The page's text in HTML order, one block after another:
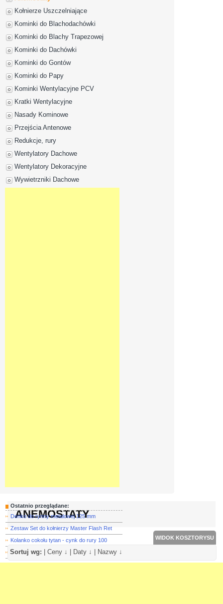
Kołnierze Uszczelniające
Kominki do Blachodachówki
Kominki do Blachy Trapezowej
Kominki do Dachówki
Kominki do Gontów
Kominki do Papy
Kominki Wentylacyjne PCV
Kratki Wentylacyjne
Nasady Kominowe
Przejścia Antenowe
Redukcje, rury
Wentylatory Dachowe
Wentylatory Dekoracyjne
Wywietrzniki Dachowe
Ostatnio przeglądane:
Denko do rynny metalowej 125 mm
Zestaw Set do kołnierzy Master Flash Ret
Kolanko cokołu tytan - cynk do rury 100
Kominek wentylacyjny do blachodachówki
ANEMOSTATY
WIDOK KOSZTORYSU
Sortuj wg: |Ceny ↓ Daty ↓ Nazwy ↓